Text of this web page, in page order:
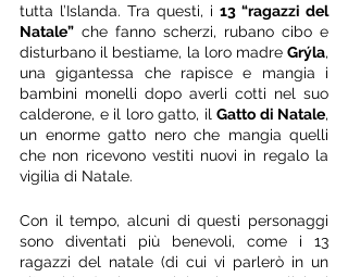
tutta l’Islanda. Tra questi, i 13 “ragazzi del
Natale” che fanno scherzi, rubano cibo e
disturbano il bestiame, la loro madre Grýla,
una gigantessa che rapisce e mangia i
bambini monelli dopo averli cotti nel suo
calderone, e il loro gatto, il Gatto di Natale,
un enorme gatto nero che mangia quelli
che non ricevono vestiti nuovi in regalo la
vigilia di Natale.
Con il tempo, alcuni di questi personaggi
sono diventati più benevoli, come i 13
ragazzi del natale (di cui vi parlerò in un